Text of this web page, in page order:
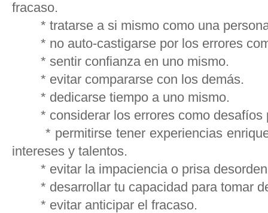
fracaso.
* tratarse a si mismo como una
* no auto-castigarse por los errores
* sentir confianza en uno mismo.
* evitar compararse con los demás.
* dedicarse tiempo a uno mismo.
* considerar los errores como desafíos
* permitirse tener experiencias
intereses y talentos.
* evitar la impaciencia o prisa
* desarrollar tu capacidad para tomar
* evitar anticipar el fracaso.